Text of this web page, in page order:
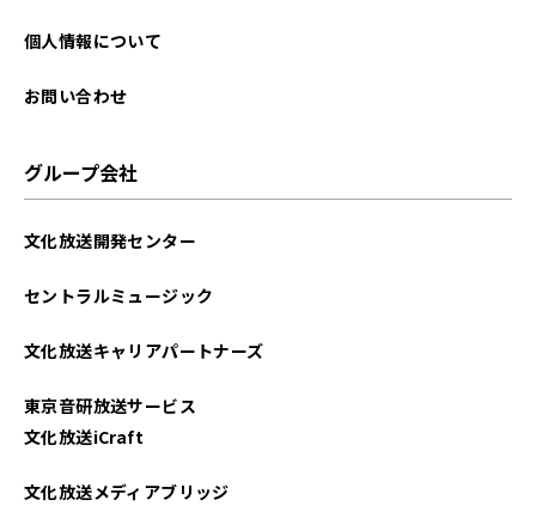
個人情報について
お問い合わせ
グループ会社
文化放送開発センター
セントラルミュージック
文化放送キャリアパートナーズ
東京音研放送サービス
文化放送iCraft
文化放送メディアブリッジ